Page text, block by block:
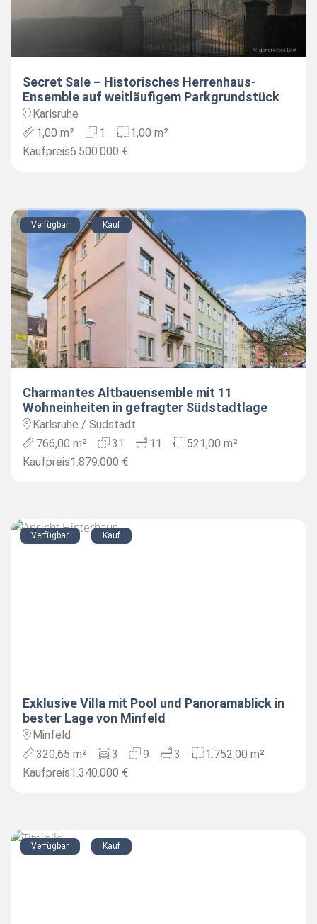
Secret Sale – Historisches Herrenhaus-
Ensemble auf weitläufigem Parkgrundstück
Karlsruhe
1,00 m²
1
1,00 m²
Kaufpreis6.500.000 €
Verfügbar Kauf
Charmantes Altbauensemble mit 11
Wohneinheiten in gefragter Südstadtlage
Karlsruhe / Südstadt
766,00 m²
31 11
521,00 m²
Kaufpreis1.879.000 €
Verfügbar Kauf
Exklusive Villa mit Pool und Panoramablick in
bester Lage von Minfeld
Minfeld
320,65 m²
3 9 3
1.752,00 m²
Kaufpreis1.340.000 €
Verfügbar Kauf